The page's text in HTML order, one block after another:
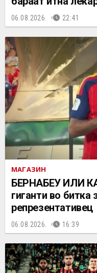
06.08.2026. 22:41
МАГАЗИН
БЕРНАБЕУ ИЛИ
гиганти во битка
репрезентативец
06.08.2026. 16:39